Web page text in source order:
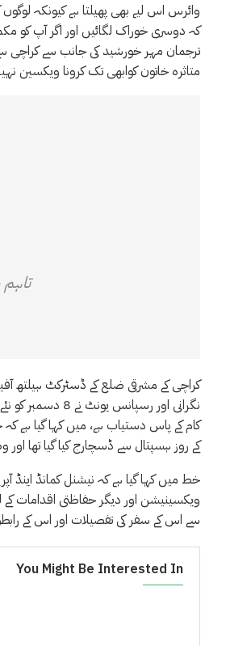
وائرس اس لیے بھی پھیلتا ہے کیونکہ
کہ دوسری خوراک لگائیں اور اگر آپ کو
ترجمان مہر خورشید کی جانب سے کراچی سے
متاثرہ خاتون کوابھی تک کرونا ویکسین
کراچی کے مشرقی ضلع کے ڈسٹرکٹ ہیلتھ
کے روز ہسپتال سے ڈسچارج کیا گیا تھا
خط میں کہا گیا ہے کہ نیشنل کمانڈ اینڈ
ویکسینیشن اور دیگر حفاظتی اقدامات کے
سے اس کے سفر کی تفصیلات اور اس کے رابطوں
You Might Be Interested In